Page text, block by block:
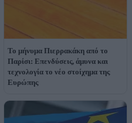
Το μήνυμα Πιερρακάκη από το
Παρίσι: Επενδύσεις, άμυνα και
τεχνολογία το νέο στοίχημα της
Ευρώπης